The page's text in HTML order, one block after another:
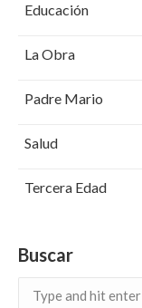
Educación
La Obra
Padre Mario
Salud
Tercera Edad
Buscar
Search: